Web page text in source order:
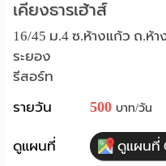
ฟรี
English
เคียงธารเฮ้าส์
16/45 ม.4 ซ.ห้างแก้ว ถ.ห้
ระยอง
รีสอร์ท
รายวัน
500 บาท/วัน
ดูแผนที่ ดูแผนที่